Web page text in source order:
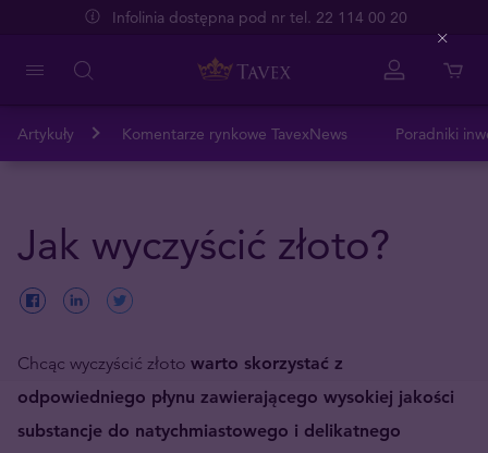
Infolinia dostępna pod nr tel. 22 114 00 20
Artykuły Komentarze rynkowe TavexNews Poradniki
Jak wyczyścić złoto?
Chcąc wyczyścić złoto warto skorzystać z
odpowiedniego płynu zawierającego wysokiej jakości
substancje do natychmiastowego i delikatnego
Close